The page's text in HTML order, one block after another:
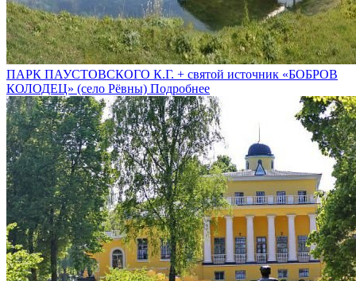
ПАРК ПАУСТОВСКОГО К.Г. + святой источник «БОБРОВ
КОЛОДЕЦ» (село Рёвны) Подробнее